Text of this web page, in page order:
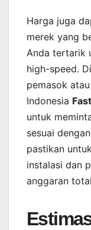
Harga juga
merek yang
Anda tertarik
high-speed.
pemasok
Indonesia
untuk
sesuai
pastikan
instalasi dan
anggaran